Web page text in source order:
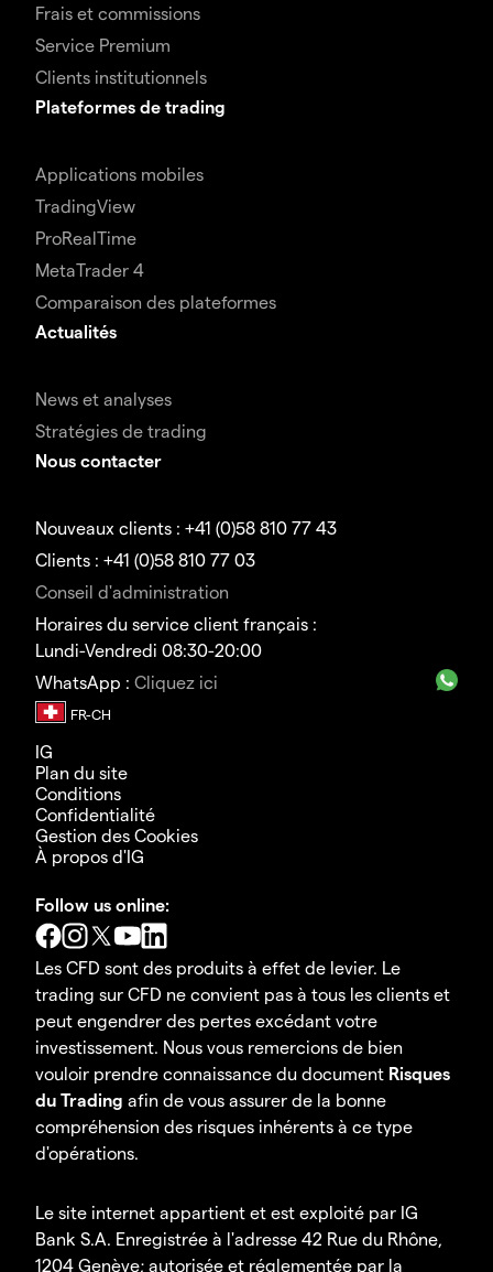
Frais et commissions
Service Premium
Clients institutionnels
Plateformes de trading
Applications mobiles
TradingView
ProRealTime
MetaTrader 4
Comparaison des plateformes
Actualités
News et analyses
Stratégies de trading
Nous contacter
Nouveaux clients : +41 (0)58 810 77 43
Clients : +41 (0)58 810 77 03
Conseil d'administration
Horaires du service client français :
Lundi-Vendredi 08:30-20:00
WhatsApp : Cliquez ici
IG
Plan du site
Conditions
Confidentialité
Gestion des Cookies
À propos d'IG
Follow us online:
Les CFD sont des produits à effet de levier. Le
trading sur CFD ne convient pas à tous les clients et
peut engendrer des pertes excédant votre
investissement. Nous vous remercions de bien
vouloir prendre connaissance du document Risques
du Trading afin de vous assurer de la bonne
compréhension des risques inhérents à ce type
d'opérations.
Le site internet appartient et est exploité par IG
Bank S.A. Enregistrée à l'adresse 42 Rue du Rhône,
1204 Genève; autorisée et réglementée par la